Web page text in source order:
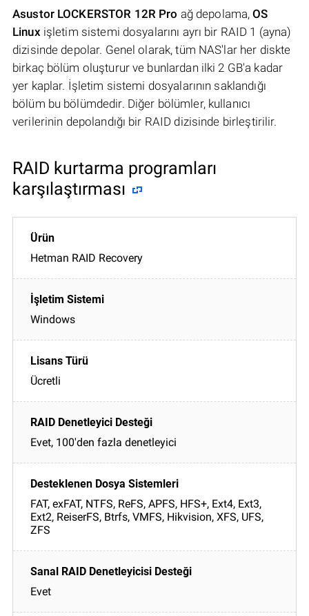
Asustor LOCKERSTOR 12R Pro ağ depolama,OS
Linux işletim sistemi dosyalarını ayrı bir RAID 1 (ayna)
dizisinde depolar. Genel olarak, tüm NAS'lar her diskte
birkaç bölüm oluşturur ve bunlardan ilki 2 GB'a kadar
yer kaplar. İşletim sistemi dosyalarının saklandığı
bölüm bu bölümdedir. Diğer bölümler, kullanıcı
verilerinin depolandığı bir RAID dizisinde birleştirilir.
RAID kurtarma programları
karşılaştırması
Hetman RAID Recovery
Windows
Ücretli
Evet, 100'den fazla denetleyici
FAT, exFAT, NTFS, ReFS, APFS, HFS+, Ext4, Ext3,
Ext2, ReiserFS, Btrfs, VMFS, Hikvision, XFS, UFS,
ZFS
Evet